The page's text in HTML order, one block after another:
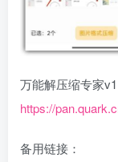
万能解压缩专家
https://
备用链接：